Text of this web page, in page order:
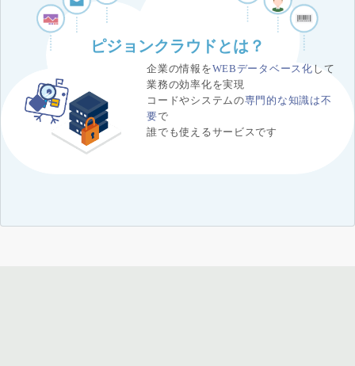
ピジョンクラウドとは？
企業の情報をWEBデータベース化 して
業務の効率化を実現
コードやシステムの専門的な知識は不
要で
誰でも使えるサービスです